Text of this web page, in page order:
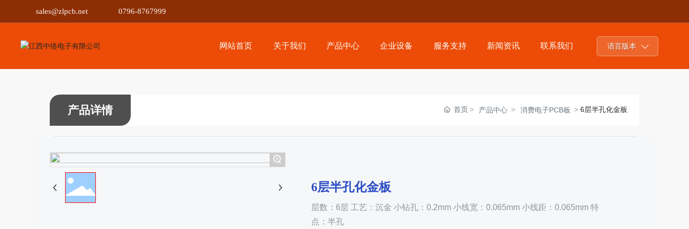
sales@zlpcb.net 0796-8767999
网站首页 关于我们 产品中心 企业设备 服务支持 新闻资讯 联系我们 语言版本
产品详情 首页 产品中心 消费电子PCB板 6层半孔化金板
+
6层半孔化金板
层数：6层 工艺：沉金 小钻孔：0.2mm 小线宽：0.065mm 小线距：0.065mm 特
点：半孔